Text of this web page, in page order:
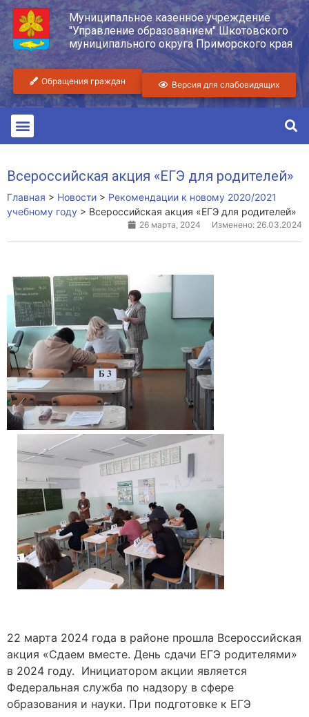
Муниципальное казенное учреждение
"Управление образованием" Шкотовского
муниципального округа Приморского края
Обращения граждан Версия для слабовидящих
Всероссийская акция «ЕГЭ для родителей»
Главная > Новости > Рекомендации к новому 2020/2021
учебному году > Всероссийская акция «ЕГЭ для родителей»
26 марта, 2024 Изменено: 26.03.2024
22 марта 2024 года в районе прошла Всероссийская
акция «Сдаем вместе. День сдачи ЕГЭ родителями»
в 2024 году. Инициатором акции является
Федеральная служба по надзору в сфере
образования и науки. При подготовке к ЕГЭ